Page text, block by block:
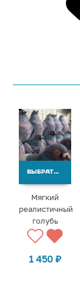
ВЫБРАТЬ ВАРИАНТЫ
Мягкий
реалистичный
голубь
1 450₽